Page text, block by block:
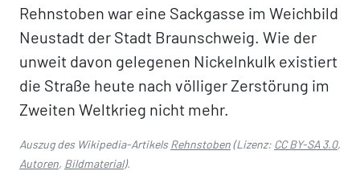
Rehnstoben war eine Sackgasse im Weichbild
Neustadt der Stadt Braunschweig. Wie der
unweit davon gelegenen Nickelnkulk existiert
die Straße heute nach völliger Zerstörung im
Zweiten Weltkrieg nicht mehr.
Auszug des Wikipedia-ArtikelsRehnstoben(Lizenz: CC BY-SA 3.0,
Autoren, Bildmaterial).